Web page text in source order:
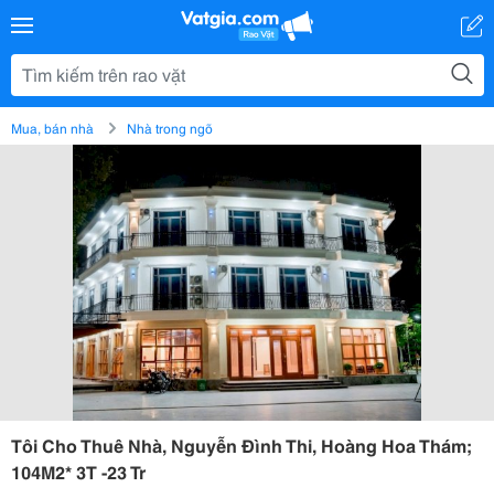
Mua, bán nhà Nhà trong ngõ
Tôi Cho Thuê Nhà, Nguyễn Đình Thi, Hoàng Hoa Thám;
104M2* 3T -23 Tr